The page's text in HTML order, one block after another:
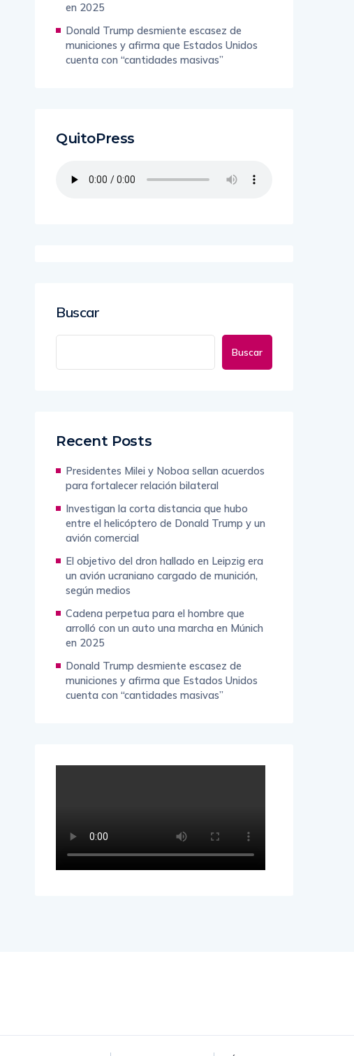
en 2025
Donald Trump desmiente escasez de
municiones y afirma que Estados Unidos
cuenta con “cantidades masivas”
QuitoPress
Buscar
Buscar
Recent Posts
Presidentes Milei y Noboa sellan acuerdos
para fortalecer relación bilateral
Investigan la corta distancia que hubo
entre el helicóptero de Donald Trump y un
avión comercial
El objetivo del dron hallado en Leipzig era
un avión ucraniano cargado de munición,
según medios
Cadena perpetua para el hombre que
arrolló con un auto una marcha en Múnich
en 2025
Donald Trump desmiente escasez de
municiones y afirma que Estados Unidos
cuenta con “cantidades masivas”